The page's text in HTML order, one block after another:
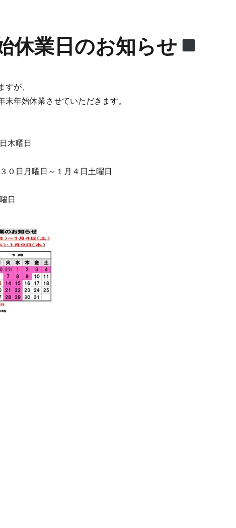
休業日のお知らせ
が、
年始休業させていただきます。
木曜日
０日月曜日～１月４日土曜日
日